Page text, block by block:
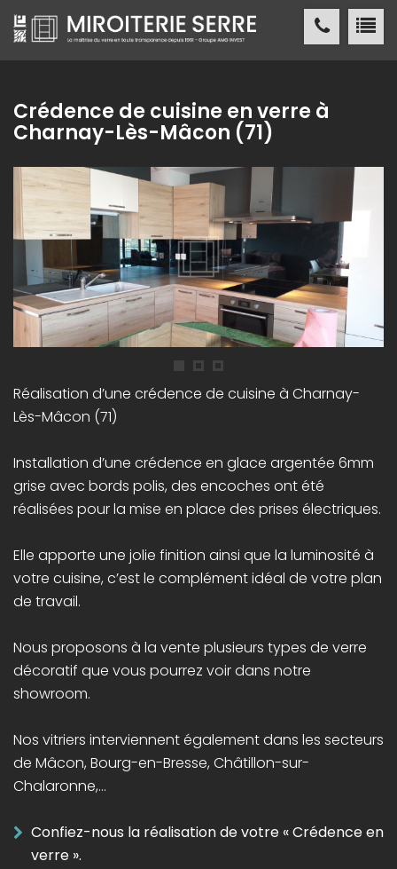
Miroiterie SERRE Création métallique
MIROITERIE SERRE
SERVICES
PRODUITS
NOSRÉALISATIONS
ACTUALITÉS/ PRESSE
CONTACT
Crédence de cuisine en verre à
Charnay-Lès-Mâcon (71)
Réalisation d’une crédence de cuisine à Charnay-
Lès-Mâcon (71)
Installation d’une crédence en glace argentée 6mm
grise avec bords polis, des encoches ont été
réalisées pour la mise en place des prises électriques.
Elle apporte une jolie finition ainsi que la luminosité à
votre cuisine, c’est le complément idéal de votre plan
de travail.
Nous proposons à la vente plusieurs types de verre
décoratif que vous pourrez voir dans notre
showroom.
Nos vitriers interviennent également dans les secteurs
de Mâcon, Bourg-en-Bresse, Châtillon-sur-
Chalaronne,…
Confiez-nous la réalisation de votre « Crédence en
verre ».